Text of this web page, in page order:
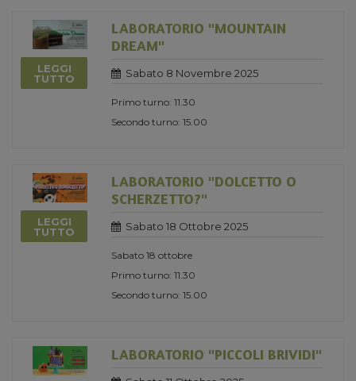
LEGGI
TUTTO
LABORATORIO "MOUNTAIN
DREAM"
Sabato 8 Novembre 2025
Primo turno: 11.30
Secondo turno: 15.00
LEGGI
TUTTO
LABORATORIO "DOLCETTO O
SCHERZETTO?"
Sabato 18 Ottobre 2025
Sabato 18 ottobre
Primo turno: 11.30
Secondo turno: 15.00
LABORATORIO "PICCOLI BRIVIDI"